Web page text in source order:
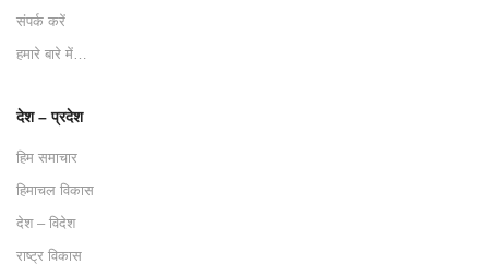
संपर्क करें
हमारे बारे में…
देश – प्रदेश
हिम समाचार
हिमाचल विकास
देश – विदेश
राष्ट्र विकास